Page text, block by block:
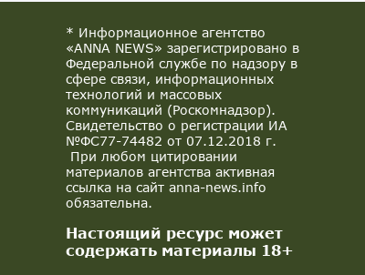
* Информационное агентство
«ANNA NEWS» зарегистрировано в
Федеральной службе по надзору в
сфере связи, информационных
технологий и массовых
коммуникаций (Роскомнадзор).
Свидетельство о регистрации ИА
№ФС77-74482 от 07.12.2018 г.
При любом цитировании
материалов агентства активная
ссылка на сайт anna-news.info
обязательна.
Настоящий ресурс может
содержать материалы 18+